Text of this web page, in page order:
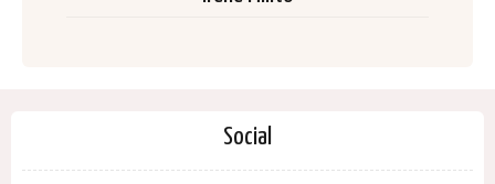
Social